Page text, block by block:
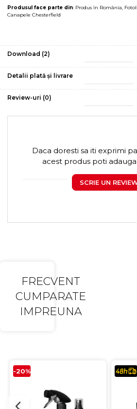
Produsul face parte din: Produs în România,
Canapele Chesterfield
Download (2)
Detalii plată și livrare
Review-uri (0)
Daca doresti sa iti exprimi
acest produs poti
SCRIE UN
FRECVENT
CUMPARATE
IMPREUNA
-20%